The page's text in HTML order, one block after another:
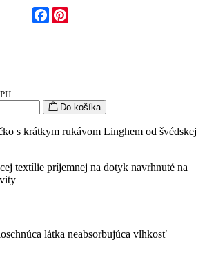
Facebook
Do košíka
s krátkym rukávom Linghem od švédskej
textílie príjemnej na dotyk navrhnuté na